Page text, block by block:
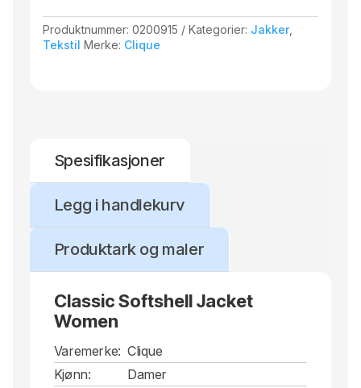
Produktnummer:0200915 Kategorier: Jakker,
Tekstil Merke: Clique
Spesifikasjoner
Legg i handlekurv
Produktark og maler
Classic Softshell Jacket
Women
Varemerke: Clique
Kjønn:
Damer